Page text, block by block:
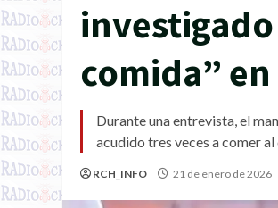
comida”
Durante una entrevista, el
acudido tres veces a comer al
RCH_INFO 21 de enero de 2026